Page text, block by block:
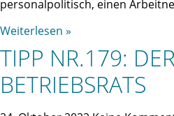
personalpolitisch, einen
Weiterlesen »
TIPP NR.179:
BETRIEBSRATS